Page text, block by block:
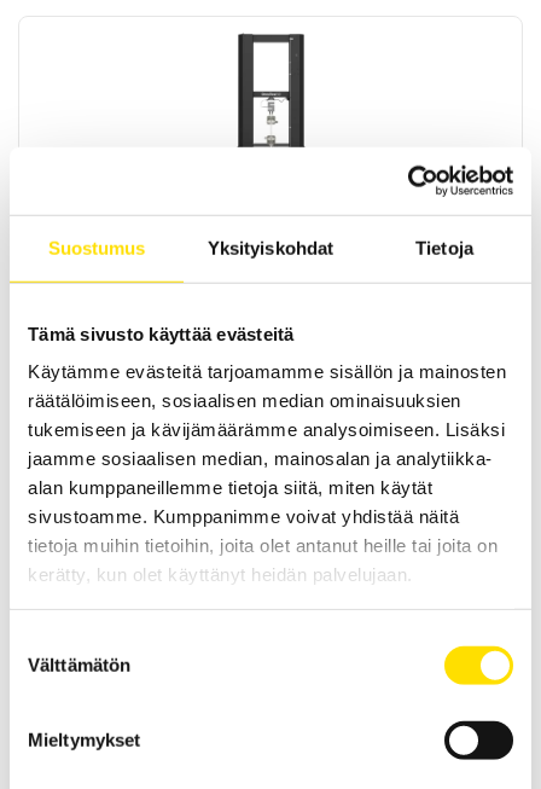
Suostumus Yksityiskohdat Tietoja
Tämä sivusto käyttää evästeitä
Käytämme evästeitä tarjoamamme sisällön ja mainosten
räätälöimiseen, sosiaalisen median ominaisuuksien
tukemiseen ja kävijämäärämme analysoimiseen. Lisäksi
jaamme sosiaalisen median, mainosalan ja analytiikka-
alan kumppaneillemme tietoja siitä, miten käytät
sivustoamme. Kumppanimme voivat yhdistää näitä
tietoja muihin tietoihin, joita olet antanut heille tai joita on
kerätty, kun olet käyttänyt heidän palvelujaan.
valinta
Välttämätön
Mieltymykset
Mecmesin OmniTest™ 25 motorisoitu
PC-ohjattu testijalusta/vetovoimatesteri materiaali- ja
tuotetestaukseen. Kapasiteetit: 2,5 N...25 kN
Mecmesin OmniTest™ 50 motorisoitu
materiaalitesteri
PC-ohjattu testijalusta/vetovoimatesteri materiaali- ja
tuotetestaukseen. Kapasiteetit: 2,5 N upp...50 kN